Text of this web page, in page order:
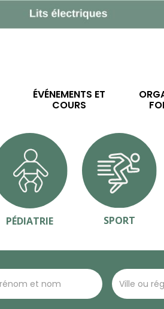
ÉVÉNEMENTS ET
COURS
PÉDIATRIE SPORT